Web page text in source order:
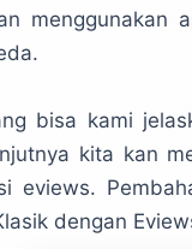
menggunakan
bisa kami
kita kan
eviews.
dengan